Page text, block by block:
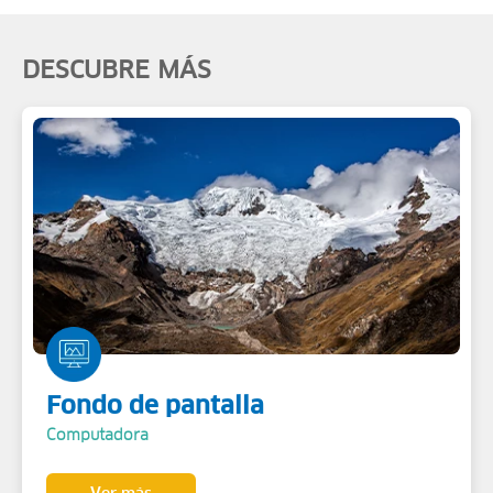
DESCUBRE MÁS
Fondo de pantalla
Computadora